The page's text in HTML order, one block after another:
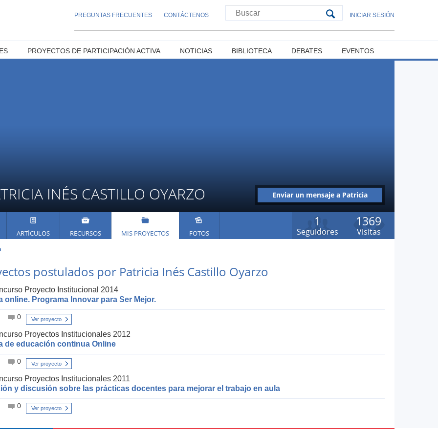
PREGUNTAS FRECUENTES CONTÁCTENOS INICIAR SESIÓN
INÉS CASTILLO OYARZO
Enviar un mensaje a Patricia
1369
Visitas
1
Seguidores
ARTÍCULOS RECURSOS MIS PROYECTOS FOTOS
postulados por Patricia Inés Castillo Oyarzo
Proyecto Institucional 2014
online. Programa Innovar para Ser Mejor.
0 Ver proyecto
Proyectos Institucionales 2012
de educación continua Online
0 Ver proyecto
Proyectos Institucionales 2011
y discusión sobre las prácticas docentes para mejorar el trabajo en aula
0 Ver proyecto
PROYECTOS DE PARTICIPACIÓN ACTIVA NOTICIAS BIBLIOTECA DEBATES EVENTOS